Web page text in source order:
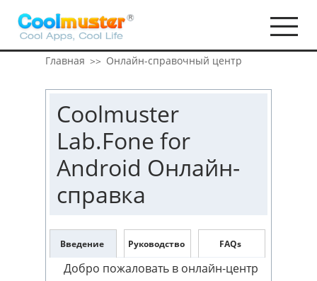
Главная >> Онлайн-справочный центр
Coolmuster
Lab.Fone for
Android Онлайн-
справка
Введение Руководство FAQs
Добро пожаловать в онлайн-центр